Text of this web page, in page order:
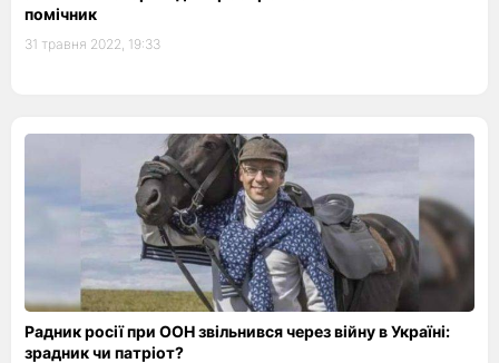
помічник
31 травня 2022, 19:33
Радник росії при ООН звільнився через війну в Україні:
зрадник чи патріот?